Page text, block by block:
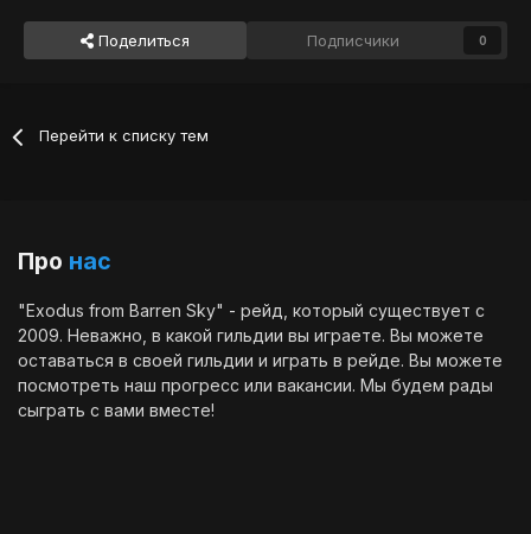
Поделиться Подписчики 0
Перейти к списку тем
Про нас
"Exodus from Barren Sky" - рейд, который существует с
2009. Неважно, в какой гильдии вы играете. Вы можете
оставаться в своей гильдии и играть в рейде. Вы можете
посмотреть наш прогресс или вакансии. Мы будем рады
сыграть с вами вместе!